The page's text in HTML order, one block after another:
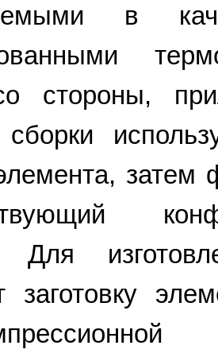
в
стороны,
затем
Для
заготовку